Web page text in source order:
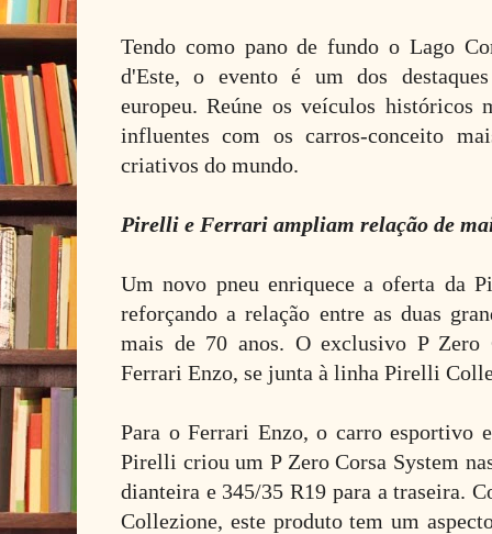
Tendo como pano de fundo o Lago
d'Este, o evento é um dos
europeu. Reúne os veículos históricos
influentes com os carros-conceito
criativos do mundo.
Pirelli e Ferrari ampliam relação de
Um novo pneu enriquece a oferta da
reforçando a relação entre as duas
mais de 70 anos. O exclusivo P Zero
Ferrari Enzo, se junta à linha Pirelli
Para o Ferrari Enzo, o carro esportivo
Pirelli criou um P Zero Corsa System
dianteira e 345/35 R19 para a traseira.
Collezione, este produto tem um